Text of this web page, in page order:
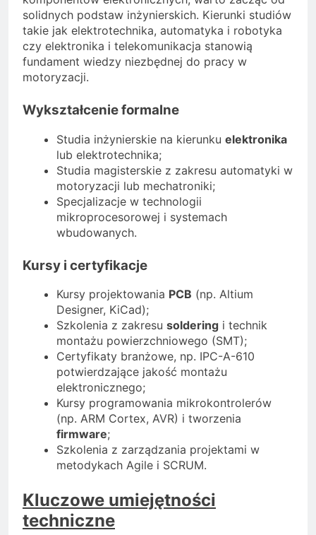
solidnych podstaw inżynierskich. Kierunki studiów
takie jak elektrotechnika, automatyka i robotyka
czy elektronika i telekomunikacja stanowią
fundament wiedzy niezbędnej do pracy w
motoryzacji.
Wykształcenie formalne
Studia inżynierskie na kierunku elektronika
lub elektrotechnika;
Studia magisterskie z zakresu automatyki w
motoryzacji lub mechatroniki;
Specjalizacje w technologii
mikroprocesorowej i systemach
wbudowanych.
Kursy i certyfikacje
Kursy projektowania PCB (np. Altium
Designer, KiCad);
Szkolenia z zakresu soldering i technik
montażu powierzchniowego (SMT);
Certyfikaty branżowe, np. IPC-A-610
potwierdzające jakość montażu
elektronicznego;
Kursy programowania mikrokontrolerów
(np. ARM Cortex, AVR) i tworzenia
firmware;
Szkolenia z zarządzania projektami w
metodykach Agile i SCRUM.
Kluczowe umiejętności
techniczne